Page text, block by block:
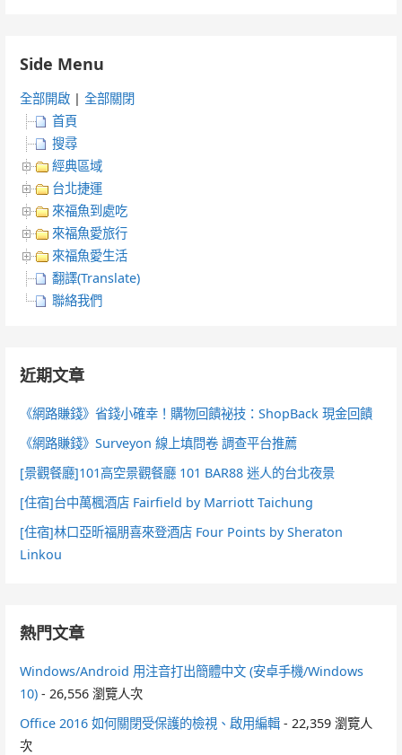
Side Menu
全部開啟 |全部關閉
首頁
搜尋
經典區域
台北捷運
來福魚到處吃
來福魚愛旅行
來福魚愛生活
翻譯(Translate)
聯絡我們
近期文章
《網路賺錢》省錢小確幸！購物回饋祕技：ShopBack 現金回饋
《網路賺錢》Surveyon 線上填問卷 調查平台推薦
[景觀餐廳]101高空景觀餐廳 101 BAR88 迷人的台北夜景
[住宿]台中萬楓酒店 Fairfield by Marriott Taichung
[住宿]林口亞昕福朋喜來登酒店 Four Points by Sheraton
Linkou
熱門文章
Windows/Android 用注音打出簡體中文 (安卓手機/Windows
10) - 26,556 瀏覽人次
Office 2016 如何關閉受保護的檢視、啟用編輯 - 22,359 瀏覽人
次